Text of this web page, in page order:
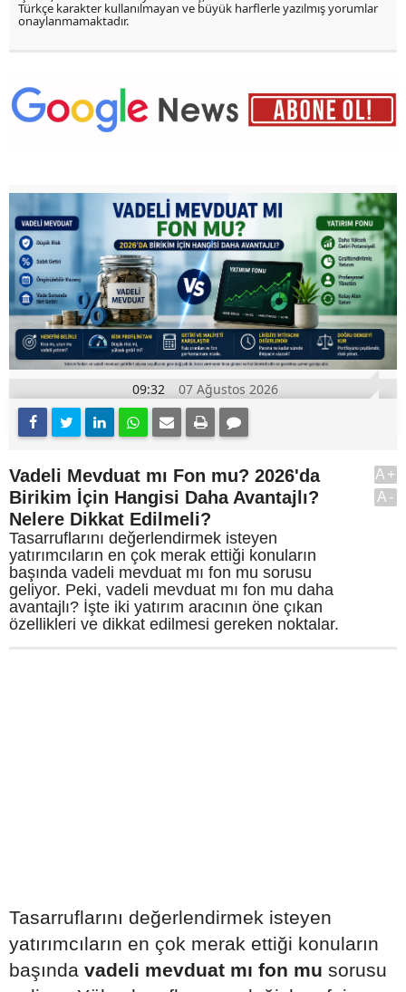
Türkçe karakter kullanılmayan ve büyük harflerle yazılmış yorumlar
onaylanmamaktadır.
09:32 07 Ağustos 2026
Vadeli Mevduat mı Fon mu? 2026'da
Birikim İçin Hangisi Daha Avantajlı?
Nelere Dikkat Edilmeli?
Tasarruflarını değerlendirmek isteyen
yatırımcıların en çok merak ettiği konuların
başında vadeli mevduat mı fon mu sorusu
geliyor. Peki, vadeli mevduat mı fon mu daha
avantajlı? İşte iki yatırım aracının öne çıkan
özellikleri ve dikkat edilmesi gereken noktalar.
A+
A-
Tasarruflarını değerlendirmek isteyen
yatırımcıların en çok merak ettiği konuların
başında vadeli mevduat mı fon mu sorusu